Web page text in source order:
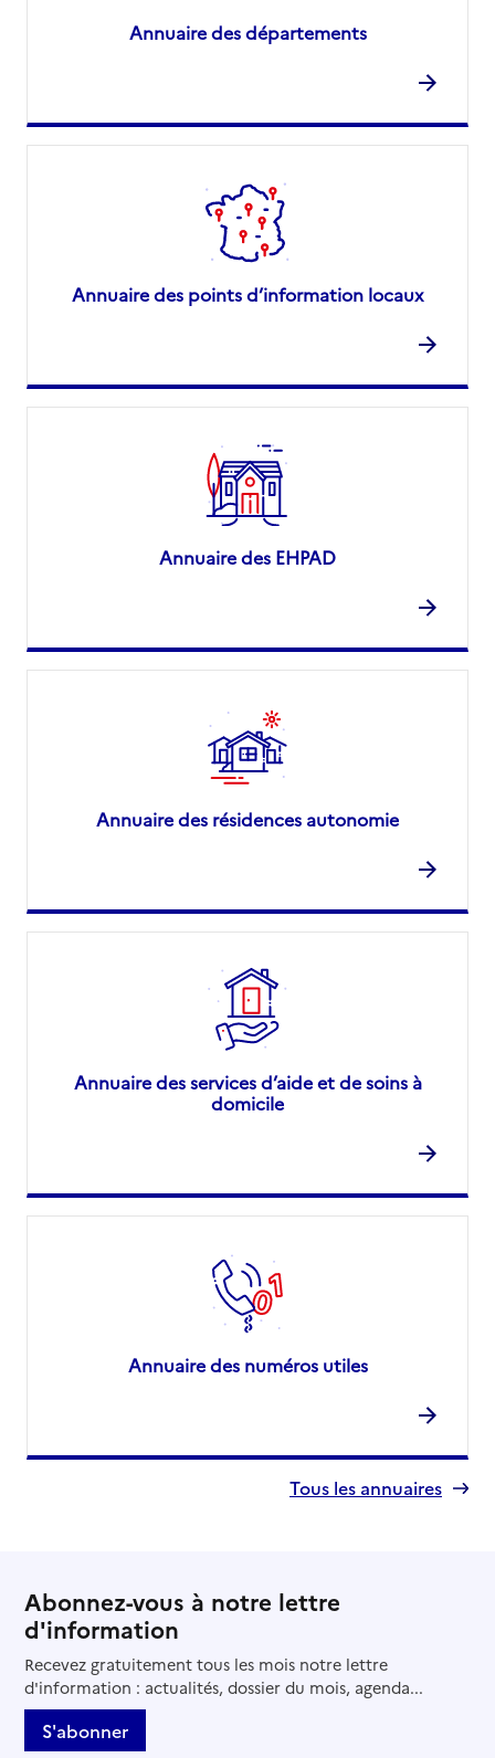
Annuaire des départements
Annuaire des points d’information locaux
Annuaire des EHPAD
Annuaire des résidences autonomie
Annuaire des services d’aide et de soins à
domicile
Annuaire des numéros utiles
Tous les annuaires
Abonnez-vous à notre lettre
d'information
Recevez gratuitement tous les mois notre lettre
d'information : actualités, dossier du mois, agenda...
S'abonner